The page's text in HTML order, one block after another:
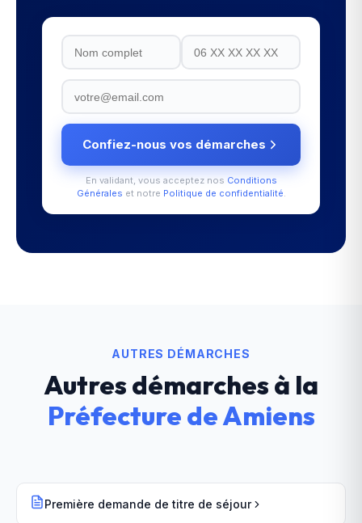
Confiez-nous vos démarches
En validant, vous acceptez nos Conditions
Générales et notre Politique de confidentialité.
AUTRES DÉMARCHES
Autres démarches à la
Préfecture deAmiens
Première demande de titre de séjour